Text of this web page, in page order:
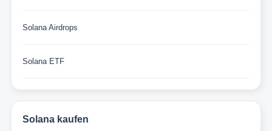
Solana Airdrops
Solana ETF
Solana kaufen